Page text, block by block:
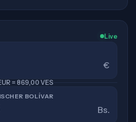
Live
€
= 869,00 VES
BOLÍVAR
Bs.